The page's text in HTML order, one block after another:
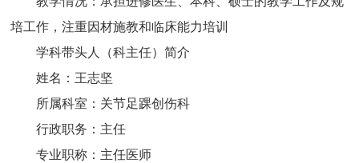
培工作，注重因材施教和临床能力培训
学科带头人（科主任）简介
姓名：王志坚
所属科室：关节足踝创伤科
行政职务：主任
专业职称：主任医师